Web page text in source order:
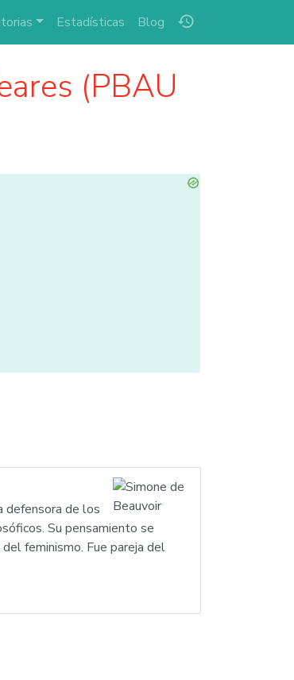
history
Estadísticas Blog
(PBAU
defensora de los
Su pensamiento se
feminismo. Fue pareja del